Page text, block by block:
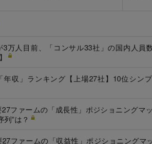
3万人目前、「コンサル33社」の国内人
年収」ランキング【上場27社】10位シン
27ファームの「成長性」ポジショニングマ
列”は？
27ファームの「収益性」ポジショニング